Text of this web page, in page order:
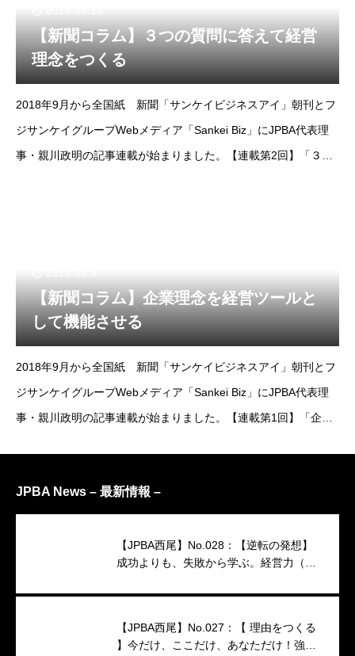
【新聞コラム】３つの質問に答えて経営
理念をつくる
2018年9月から全国紙 新聞「サンケイビジネスアイ」朝刊とフ
ジサンケイグループWebメディア「Sankei Biz」にJPBA代表理
事・親川政明の記事連載が始まりました。【連載第2回】「３つ
【新聞コラム】企業理念を経営ツールと
して機能させる
2018年9月から全国紙 新聞「サンケイビジネスアイ」朝刊とフ
ジサンケイグループWebメディア「Sankei Biz」にJPBA代表理
事・親川政明の記事連載が始まりました。【連載第1回】「企業
JPBA News – 最新情報 –
【JPBA西尾】No.028：【逆転の発想】
成功よりも、失敗から学ぶ。経営力（映
【JPBA西尾】No.027：【 理由をつくる
】今だけ、ここだけ、あなただけ！強い